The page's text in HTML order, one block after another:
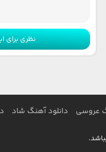
نظری برای
عروسی دانلود آهنگ شاد